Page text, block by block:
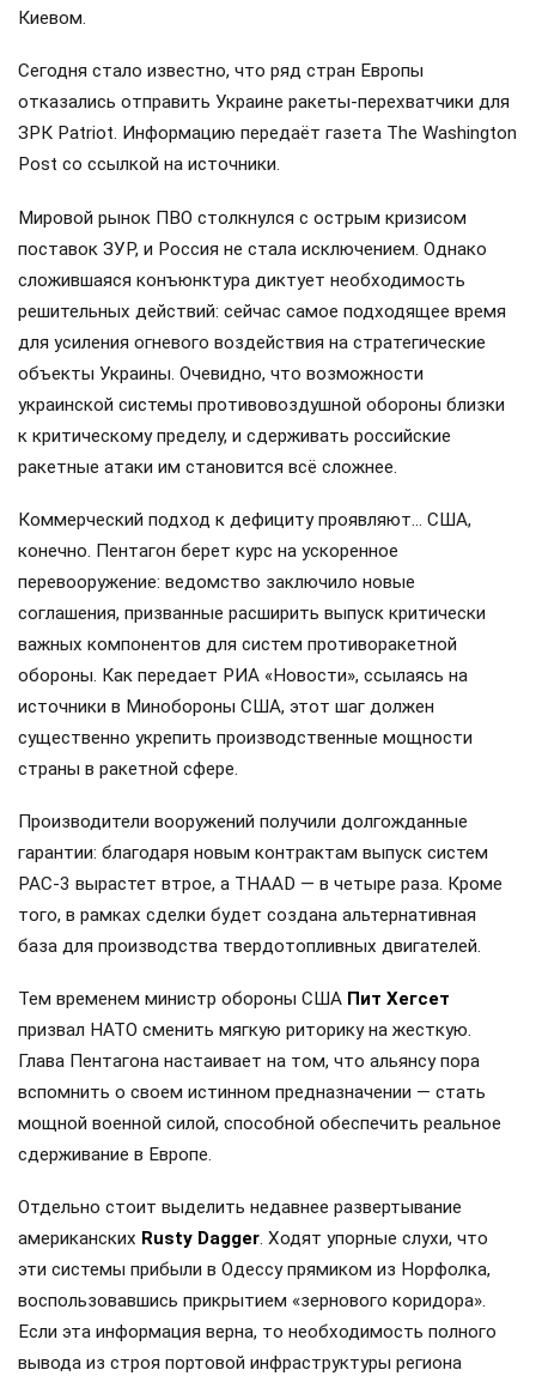
Киевом.
Сегодня стало известно, что ряд стран Европы
отказались отправить Украине ракеты-перехватчики для
ЗРК Patriot. Информацию передаёт газета The Washington
Post со ссылкой на источники.
Мировой рынок ПВО столкнулся с острым кризисом
поставок ЗУР, и Россия не стала исключением. Однако
сложившаяся конъюнктура диктует необходимость
решительных действий: сейчас самое подходящее время
для усиления огневого воздействия на стратегические
объекты Украины. Очевидно, что возможности
украинской системы противовоздушной обороны близки
к критическому пределу, и сдерживать российские
ракетные атаки им становится всё сложнее.
Коммерческий подход к дефициту проявляют… США,
конечно. Пентагон берет курс на ускоренное
перевооружение: ведомство заключило новые
соглашения, призванные расширить выпуск критически
важных компонентов для систем противоракетной
обороны. Как передает РИА «Новости», ссылаясь на
источники в Минобороны США, этот шаг должен
существенно укрепить производственные мощности
страны в ракетной сфере.
Производители вооружений получили долгожданные
гарантии: благодаря новым контрактам выпуск систем
PAC-3 вырастет втрое, а THAAD — в четыре раза. Кроме
того, в рамках сделки будет создана альтернативная
база для производства твердотопливных двигателей.
Тем временем министр обороны США Пит Хегсет
призвал НАТО сменить мягкую риторику на жесткую.
Глава Пентагона настаивает на том, что альянсу пора
вспомнить о своем истинном предназначении — стать
мощной военной силой, способной обеспечить реальное
сдерживание в Европе.
Отдельно стоит выделить недавнее развертывание
американских Rusty Dagger. Ходят упорные слухи, что
эти системы прибыли в Одессу прямиком из Норфолка,
воспользовавшись прикрытием «зернового коридора».
Если эта информация верна, то необходимость полного
вывода из строя портовой инфраструктуры региона